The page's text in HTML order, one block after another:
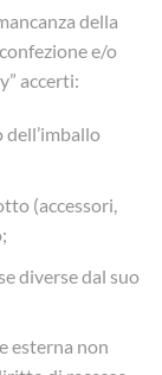
della
e/o
accerti:
dell’imballo
(accessori,
diverse dal suo
esterna non